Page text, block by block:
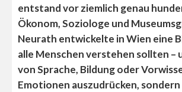
entstand vor ziemlich genau
Ökonom, Soziologe und
Neurath entwickelte in Wien eine
alle Menschen verstehen sollten –
von Sprache, Bildung oder
Emotionen auszudrücken, sondern